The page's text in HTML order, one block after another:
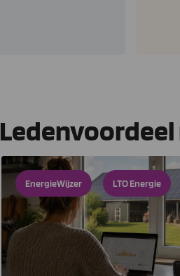
EnergieWijzer LTO Energie